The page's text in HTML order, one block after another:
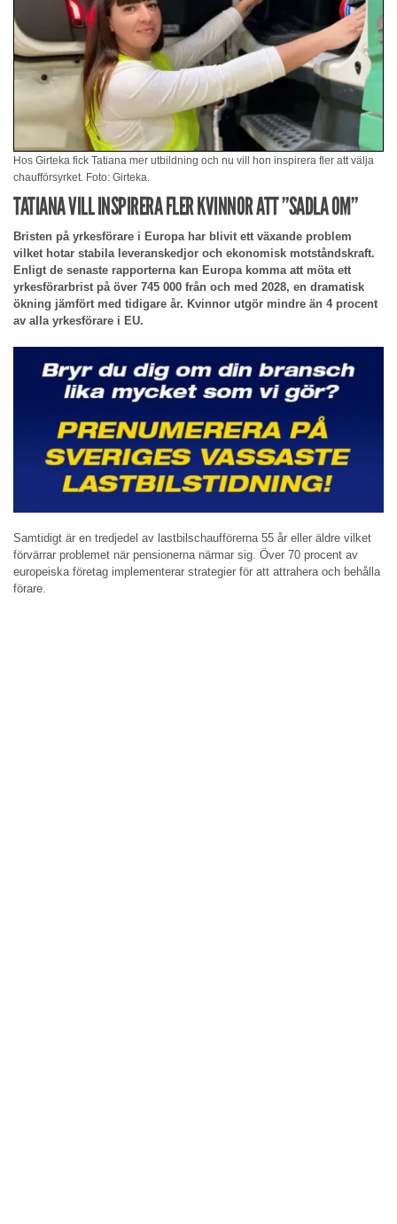
Hos Girteka fick Tatiana mer utbildning och nu vill hon inspirera fler att välja
chaufförsyrket. Foto: Girteka.
TATIANA VILL INSPIRERA FLER KVINNOR ATT ”SADLA OM”
Bristen på yrkesförare i Europa har blivit ett växande problem
vilket hotar stabila leveranskedjor och ekonomisk motståndskraft.
Enligt de senaste rapporterna kan Europa komma att möta ett
yrkesförarbrist på över 745 000 från och med 2028, en dramatisk
ökning jämfört med tidigare år. Kvinnor utgör mindre än 4 procent
av alla yrkesförare i EU.
Samtidigt är en tredjedel av lastbilschaufförerna 55 år eller äldre vilket
förvärrar problemet när pensionerna närmar sig. Över 70 procent av
europeiska företag implementerar strategier för att attrahera och behålla
förare.